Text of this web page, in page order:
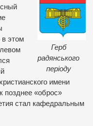
Герб
радянського
періоду
этом
имени
«оброс»
стал кафедральным